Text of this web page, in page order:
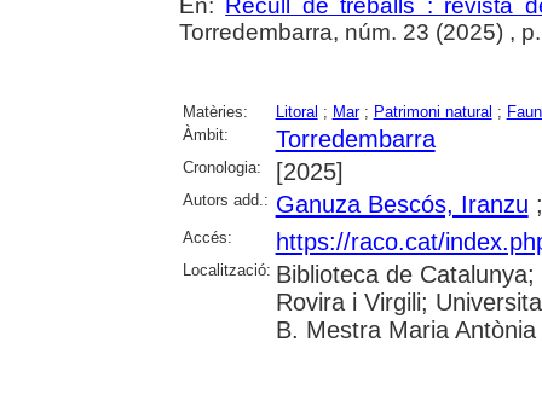
En:
Recull de treballs : revista
Torredembarra, núm. 23 (2025) ,
Matèries: Litoral ; Mar; Patrimoni natural ;
Àmbit:
Torredembarra
Cronologia: [2025]
Autors add.: Ganuza Bescós, Iranzu
Accés: https://raco.cat/
Localització: Biblioteca de
Rovira i Virgili;
B. Mestra Maria